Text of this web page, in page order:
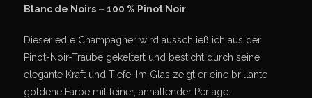
Blanc de Noirs – 100 % Pinot Noir
Dieser edle Champagner wird ausschließlich aus der
Pinot-Noir-Traube gekeltert und besticht durch seine
elegante Kraft und Tiefe. Im Glas zeigt er eine brillante
goldene Farbe mit feiner, anhaltender Perlage.